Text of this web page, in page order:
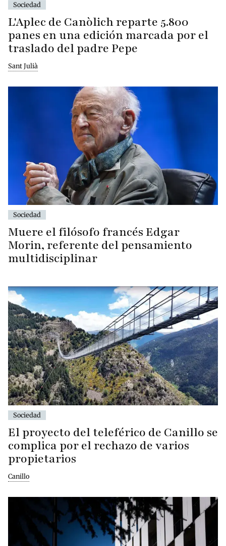
Sociedad
L'Aplec de Canòlich reparte 5.800
panes en una edición marcada por el
traslado del padre Pepe
Sant Julià
Sociedad
Muere el filósofo francés Edgar
Morin, referente del pensamiento
multidisciplinar
Sociedad
El proyecto del teleférico de Canillo se
complica por el rechazo de varios
propietarios
Canillo